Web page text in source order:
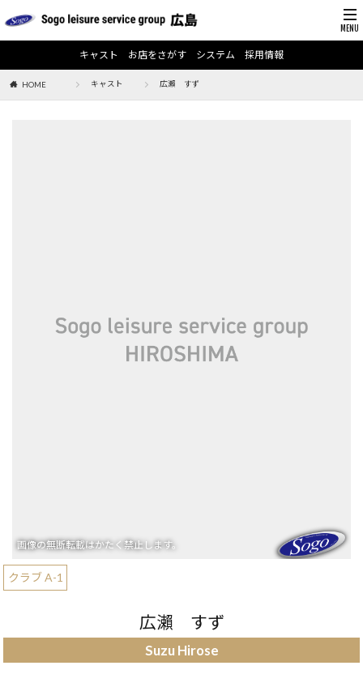
キャスト お店をさがす システム 採用情報
HOME キャスト 広瀨 すず
クラブ A-1
広瀨 すず
Suzu Hirose